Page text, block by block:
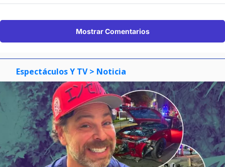
Mostrar Comentarios
Espectáculos Y TV > Noticia